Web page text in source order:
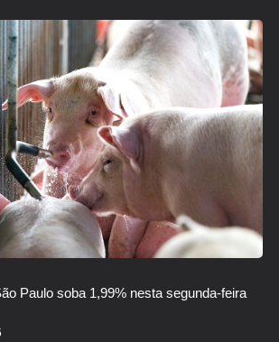
Paulo soba 1,99% nesta segunda-feira